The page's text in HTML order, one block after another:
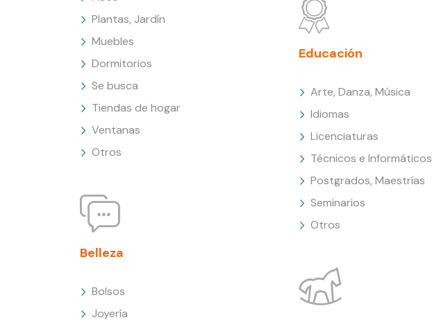
Plantas, Jardín
Muebles
Dormitorios
Se busca
Tiendas de hogar
Ventanas
Otros
Belleza
Bolsos
Joyería
Educación
Arte, Danza, Música
Idiomas
Licenciaturas
Técnicos e Informáticos
Postgrados, Maestrías
Seminarios
Otros